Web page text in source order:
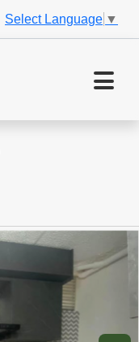
Select Language ▼